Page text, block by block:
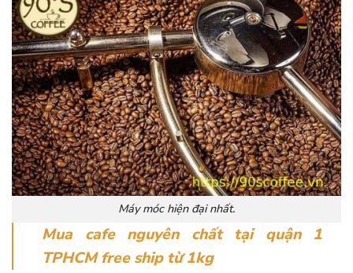
Máy móc hiện đại nhất.
Mua cafe nguyên chất tại quận 1
TPHCM free ship từ 1kg